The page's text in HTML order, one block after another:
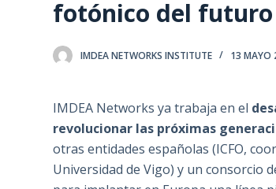
fotónico del futuro
IMDEA NETWORKS INSTITUTE 13 MAYO
IMDEA Networks ya trabaja en el
revolucionar las próximas
otras entidades españolas (ICFO,
Universidad de Vigo) y un consorcio